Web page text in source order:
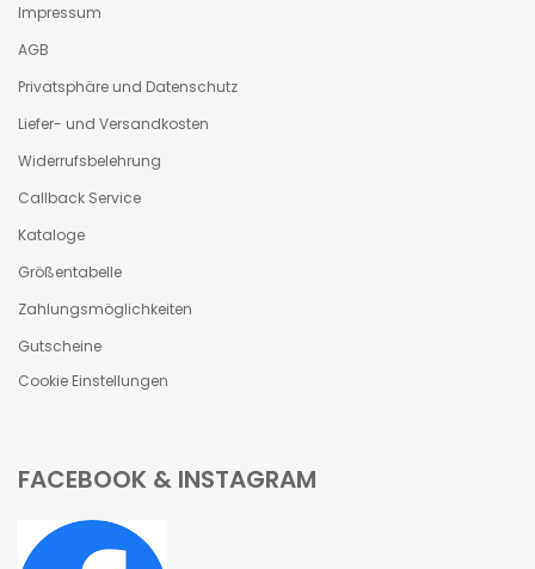
Impressum
AGB
Privatsphäre und Datenschutz
Liefer- und Versandkosten
Widerrufsbelehrung
Callback Service
Kataloge
Größentabelle
Zahlungsmöglichkeiten
Gutscheine
Cookie Einstellungen
FACEBOOK & INSTAGRAM